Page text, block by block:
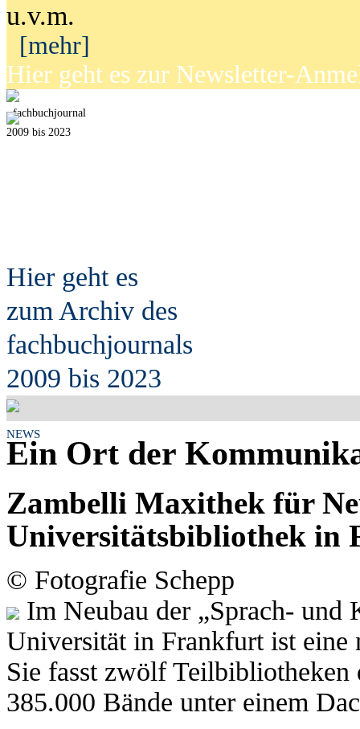
u.v.m.
[mehr]
Hier geht es zur Newsletter-
fachbuchjournal
2009 bis 2023
Hier geht es
zum Archiv des
fachbuchjournals
2009 bis 2023
NEWS
Ein Ort der
Zambelli Maxithek für
Universitätsbibliothek in
© Fotografie Schepp
Im Neubau der „Sprach- und
Universität in Frankfurt ist eine
Sie fasst zwölf Teilbibliotheken
385.000 Bände unter einem